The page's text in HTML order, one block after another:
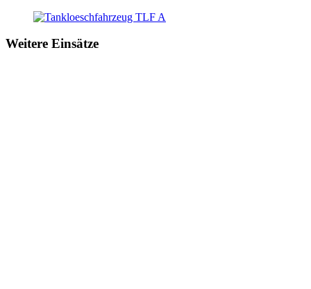
Weitere Einsätze